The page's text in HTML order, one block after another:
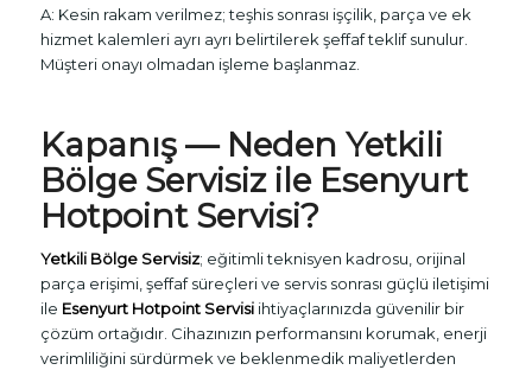
A: Kesin rakam verilmez; teşhis sonrası işçilik, parça ve ek
hizmet kalemleri ayrı ayrı belirtilerek şeffaf teklif sunulur.
Müşteri onayı olmadan işleme başlanmaz.
Kapanış — Neden Yetkili
Bölge Servisizile Esenyurt
Hotpoint Servisi?
Yetkili Bölge Servisiz; eğitimli teknisyen kadrosu, orijinal
parça erişimi, şeffaf süreçleri ve servis sonrası güçlü iletişimi
ile Esenyurt Hotpoint Servisiihtiyaçlarınızda güvenilir bir
çözüm ortağıdır. Cihazınızın performansını korumak, enerji
verimliliğini sürdürmek ve beklenmedik maliyetlerden